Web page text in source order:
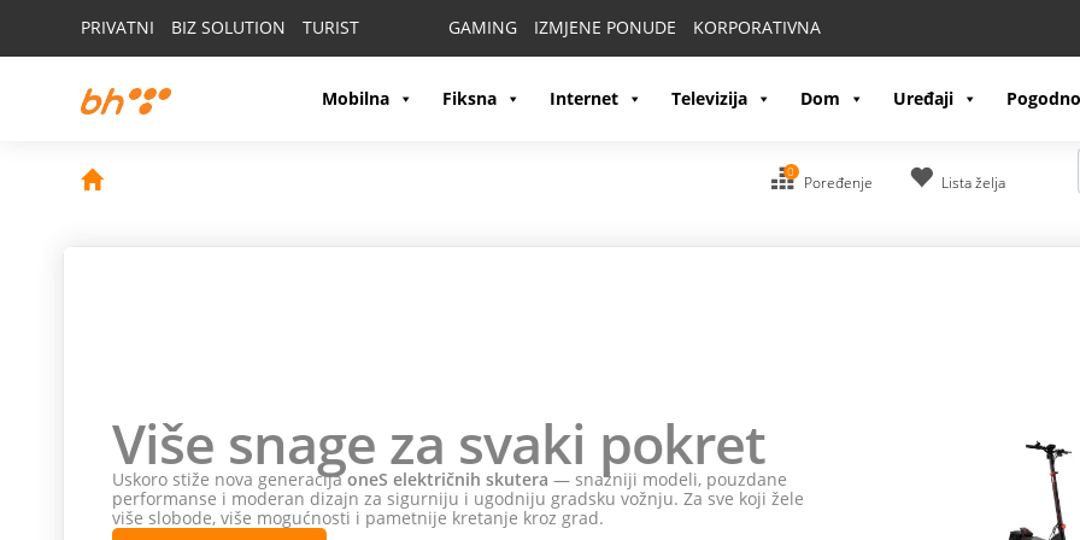
PRIVATNI BIZ SOLUTION TURIST GAMING IZMJENE PONUDE KORPORATIVNA
Mobilna Fiksna Internet Televizija Dom Uređaji
0
Poređenje Lista želja
Više snage za svaki pokret
Uskoro stiže nova generacijaoneS električnih skutera — snažniji modeli, pouzdane
performanse i moderan dizajn za sigurniju i ugodniju gradsku vožnju. Za sve koji žele
više slobode, više mogućnosti i pametnije kretanje kroz grad.